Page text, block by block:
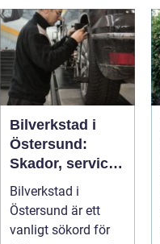
Bilverkstad i
Östersund:
Skador, service
och smarta val
för din bil
Bilverkstad i
Östersund är ett
vanligt sökord för